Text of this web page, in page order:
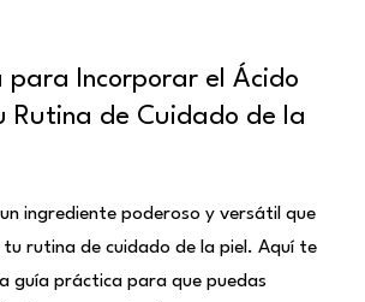
para Incorporar el Ácido
Rutina de Cuidado de la
un ingrediente poderoso y versátil que
rutina de cuidado de la piel. Aquí te
guía práctica para que puedas